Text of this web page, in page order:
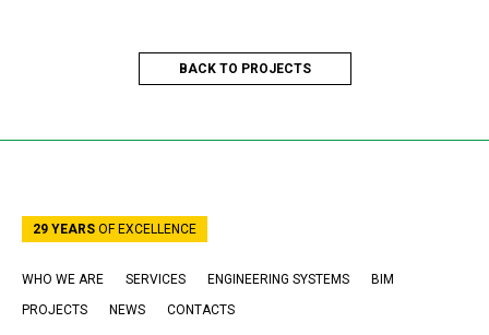
BACK TO PROJECTS
29 YEARS OF EXCELLENCE
WHO WE ARE SERVICES ENGINEERING SYSTEMS
BIM
PROJECTS
NEWS CONTACTS